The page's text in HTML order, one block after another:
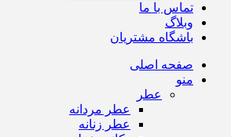
تماس با ما
وبلاگ
باشگاه مشتریان
صفحه اصلی
منو
عطر
عطر مردانه
عطر زنانه